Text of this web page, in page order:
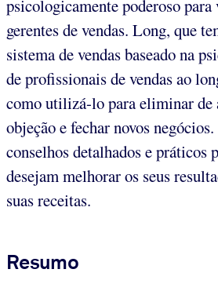
psicologicamente poderoso para
gerentes de vendas. Long, que
sistema de vendas baseado na
de profissionais de vendas ao
como utilizá-lo para eliminar de
objeção e fechar novos
conselhos detalhados e práticos
desejam melhorar os seus
suas receitas.
Resumo